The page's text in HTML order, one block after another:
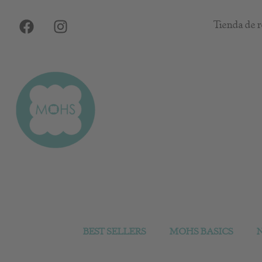
F
a
b
o
o
k
I
n
a
g
r
a
m
Tienda de
BEST SELLERS MOHS BASICS